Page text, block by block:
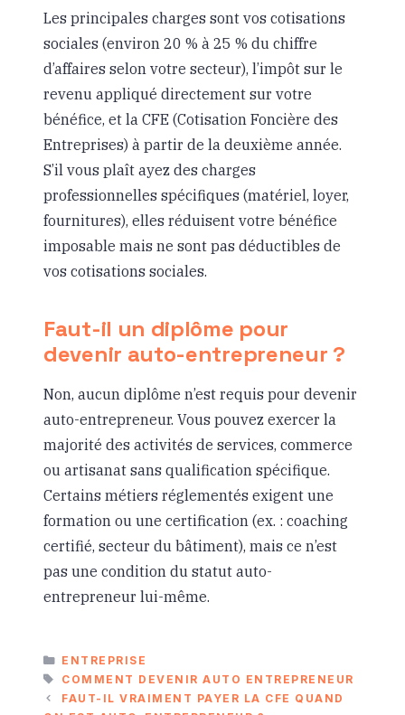
Les principales charges sont vos cotisations
sociales (environ 20 % à 25 % du chiffre
d’affaires selon votre secteur), l’impôt sur le
revenu appliqué directement sur votre
bénéfice, et la CFE (Cotisation Foncière des
Entreprises) à partir de la deuxième année.
S’il vous plaît ayez des charges
professionnelles spécifiques (matériel, loyer,
fournitures), elles réduisent votre bénéfice
imposable mais ne sont pas déductibles de
vos cotisations sociales.
Faut-il un diplôme pour
devenir auto-entrepreneur ?
Non, aucun diplôme n’est requis pour devenir
auto-entrepreneur. Vous pouvez exercer la
majorité des activités de services, commerce
ou artisanat sans qualification spécifique.
Certains métiers réglementés exigent une
formation ou une certification (ex. : coaching
certifié, secteur du bâtiment), mais ce n’est
pas une condition du statut auto-
entrepreneur lui-même.
CATÉGORIES
ENTREPRISE
ÉTIQUETTES
COMMENT DEVENIR AUTO ENTREPRENEUR
FAUT-IL VRAIMENT PAYER LA CFE QUAND